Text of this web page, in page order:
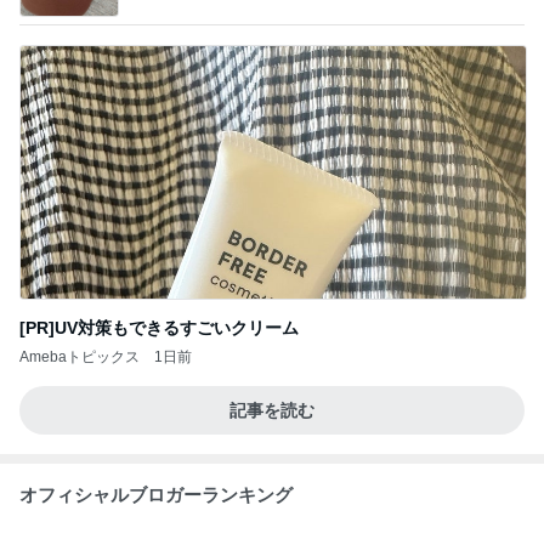
[PR]UV対策もできるすごいクリーム
Amebaトピックス 1日前
記事を読む
オフィシャルブロガーランキング